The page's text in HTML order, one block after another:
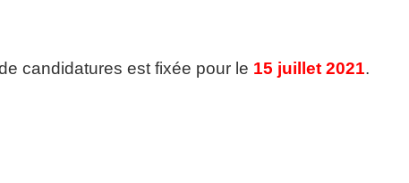
candidatures est fixée pour le 15 juillet 2021.